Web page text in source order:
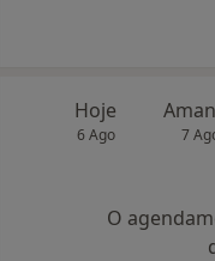
Hoje
6 Ago 7
O